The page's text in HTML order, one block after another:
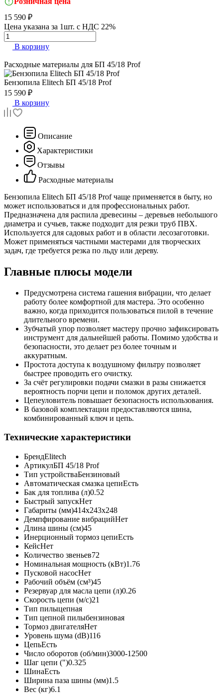
15 590 ₽
Цена указана за 1шт. с НДС 22%
В корзину
Расходные материалы для БП 45/18 Prof
Бензопила Elitech БП 45/18 Prof
15 590 ₽
В корзину
Описание
Характеристики
Отзывы
Расходные материалы
Бензопила Elitech БП 45/18 Prof чаще применяется в быту, но
может использоваться и для профессиональных работ.
Предназначена для распила древесины – деревьев небольшого
диаметра и сучьев, также подходит для резки труб ПВХ.
Используется для садовых работ и в области лесозаготовки.
Может применяться частными мастерами для творческих
задач, где требуется резка по льду или дереву.
Главные плюсы модели
Предусмотрена система гашения вибрации, что делает
работу более комфортной для мастера. Это особенно
важно, когда приходится пользоваться пилой в течение
длительного времени.
Зубчатый упор позволяет мастеру прочно зафиксировать
инструмент для дальнейшей работы. Помимо удобства и
безопасности, это делает рез более точным и
аккуратным.
Простота доступа к воздушному фильтру позволяет
быстрее проводить его очистку.
За счёт регулировки подачи смазки в разы снижается
вероятность порчи цепи и поломок других деталей.
Цепеуловитель повышает безопасность использования.
В базовой комплектации предоставляются шина,
комбинированный ключ и цепь.
Технические характеристики
БрендElitech
АртикулБП 45/18 Prof
Тип устройстваБензиновый
Автоматическая смазка цепиЕсть
Бак для топлива (л)0.52
Быстрый запускНет
Габариты (мм)414x243x248
Демпфирование вибрацийНет
Длина шины (см)45
Инерционный тормоз цепиЕсть
КейсНет
Количество звеньев72
Номинальная мощность (кВт)1.76
Пусковой насосНет
Рабочий объём (см³)45
Резервуар для масла цепи (л)0.26
Скорость цепи (м/с)21
Тип пилыцепная
Тип цепной пилыбензиновая
Тормоз двигателяНет
Уровень шума (dB)116
ЦепьЕсть
Число оборотов (об/мин)3000-12500
Шаг цепи (")0.325
ШинаЕсть
Ширина паза шины (мм)1.5
Вес (кг)6.1